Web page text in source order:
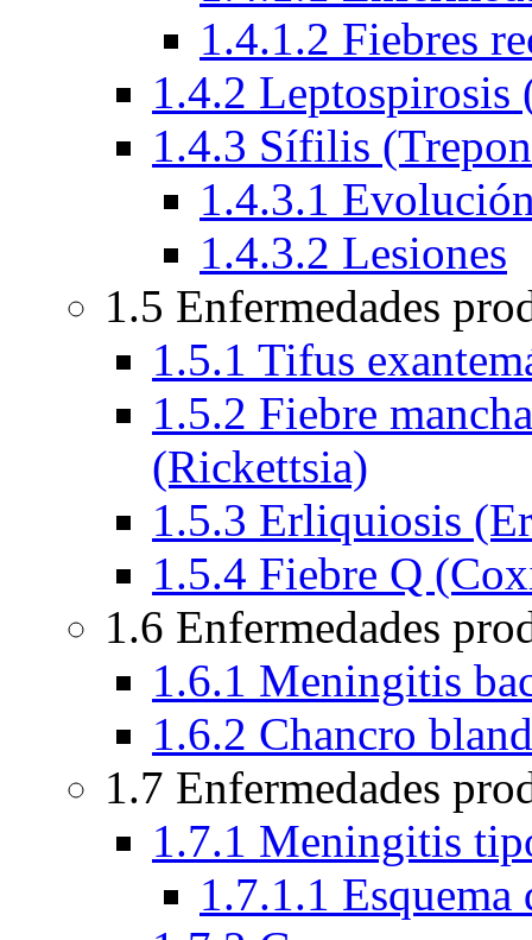
1.4.1.2 Fiebres
1.4.2 Leptospirosis
1.4.3 Sífilis
1.4.3.1
1.4.3.2 Lesiones
1.5 Enfermedades
1.5.1 Tifus
1.5.2 Fiebre
(Rickettsia)
1.5.3 Erliquiosis
1.5.4 Fiebre Q
1.6 Enfermedades
1.6.1 Meningitis
1.6.2 Chancro
1.7 Enfermedades
1.7.1 Meningitis
1.7.1.1 Esquema